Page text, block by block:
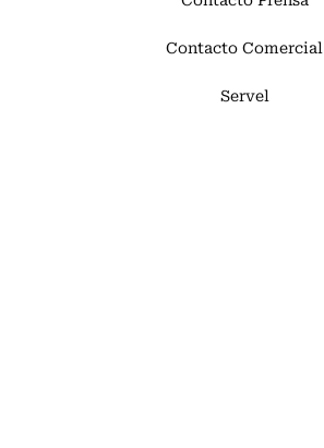
Contacto Comercial
Servel